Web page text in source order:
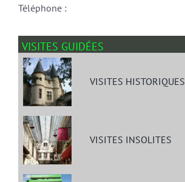
Téléphone :
VISITES GUIDÉES
VISITES HISTORIQUES
VISITES INSOLITES